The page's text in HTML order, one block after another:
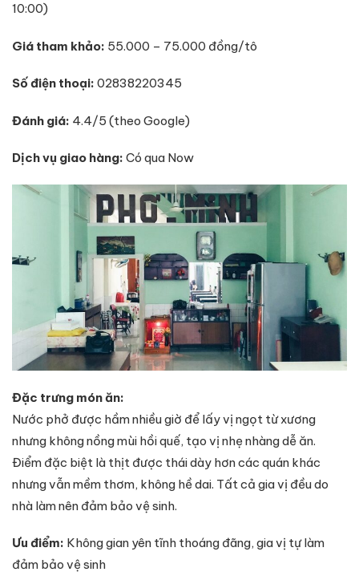
10:00)
Giá tham khảo: 55.000 – 75.000 đồng/tô
Số điện thoại: 02838220345
Đánh giá: 4.4/5 (theo Google)
Dịch vụ giao hàng: Có qua Now
Đặc trưng món ăn:
Nước phở được hầm nhiều giờ để lấy vị ngọt từ xương
nhưng không nồng mùi hồi quế, tạo vị nhẹ nhàng dễ ăn.
Điểm đặc biệt là thịt được thái dày hơn các quán khác
nhưng vẫn mềm thơm, không hề dai. Tất cả gia vị đều do
nhà làm nên đảm bảo vệ sinh.
Ưu điểm: Không gian yên tĩnh thoáng đãng, gia vị tự làm
đảm bảo vệ sinh